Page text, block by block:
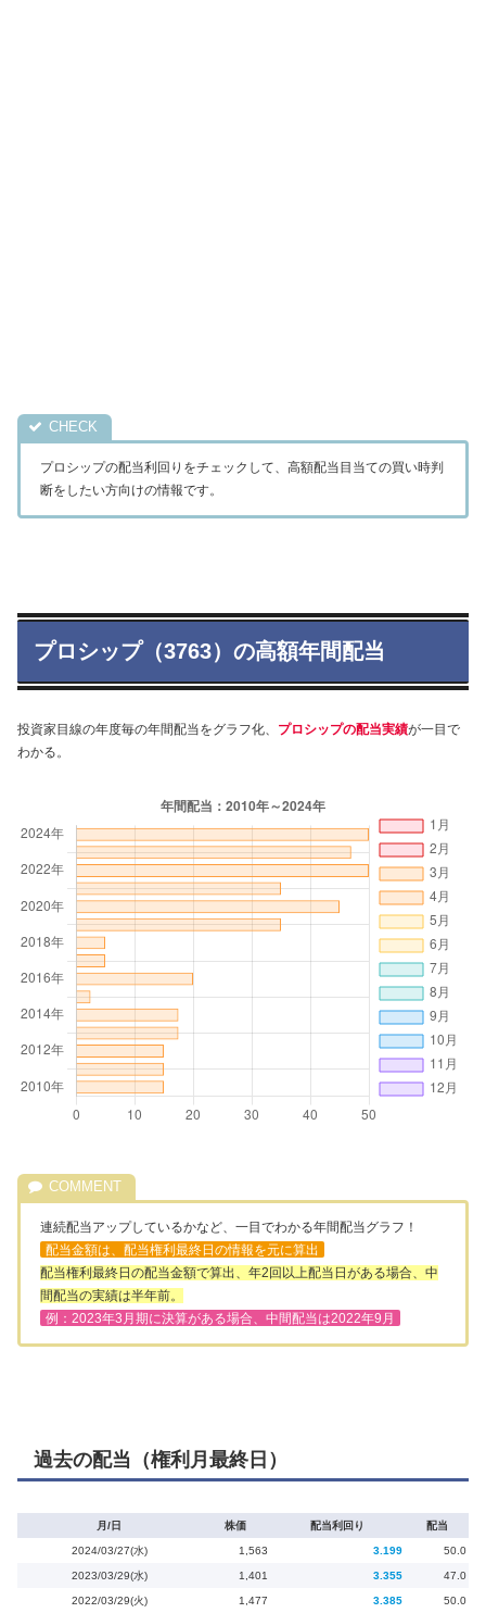
プロシップの配当利回りをチェックして、高額配当目当ての買い時判
断をしたい方向けの情報です。
プロシップ（3763）の高額年間配当
投資家目線の年度毎の年間配当をグラフ化、 プロシップの配当実績が一目で
わかる。
連続配当アップしているかなど、一目でわかる年間配当グラフ！
配当金額は、配当権利最終日の情報を元に算出
配当権利最終日の配当金額で算出、年2回以上配当日がある場合、中
間配当の実績は半年前。
例：2023年3月期に決算がある場合、中間配当は2022年9月
過去の配当（権利月最終日）
月/日 株価 配当利回り 配当
2024/03/27(水) 1,563 3.199 50.0
2023/03/29(水) 1,401 3.355 47.0
2022/03/29(火) 1,477 3.385 50.0